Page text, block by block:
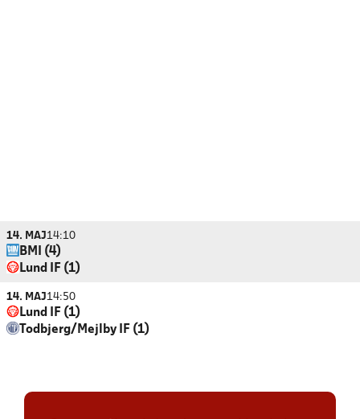
14. MAJ14:10
BMI (4)
Lund IF (1)
14. MAJ14:50
Lund IF (1)
Todbjerg/Mejlby IF (1)